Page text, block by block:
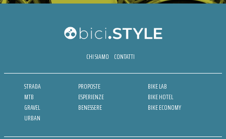
CHI SIAMO CONTATTI
STRADA
MTB
GRAVEL
URBAN
PROPOSTE
ESPERIENZE
BENESSERE
BIKE LAB
BIKE HOTEL
BIKE ECONOMY